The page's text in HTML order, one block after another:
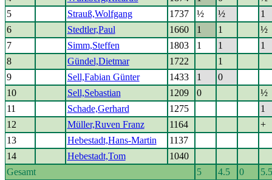
5
Strauß,Wolfgang 1737 ½ ½
1
6
Stedtler,Paul 1660 1 1
½
7
Simm,Steffen 1803 1 1
1
8
Gündel,Dietmar 1722
1
9
Sell,Fabian Günter 1433 1
0
10
Sell,Sebastian 1209 0
½
11
Schade,Gerhard 1275
1
12
Müller,Ruven Franz 1164
+
13
Hebestadt,Hans-Martin
1137
14
Hebestadt,Tom
1040
Gesamt
5 4.5 0 5.5